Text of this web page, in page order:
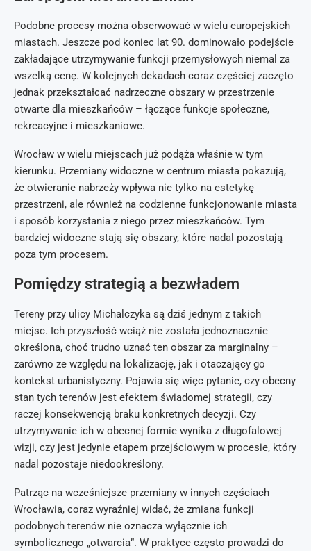
Podobne procesy można obserwować w wielu europejskich
miastach. Jeszcze pod koniec lat 90. dominowało podejście
zakładające utrzymywanie funkcji przemysłowych niemal za
wszelką cenę. W kolejnych dekadach coraz częściej zaczęto
jednak przekształcać nadrzeczne obszary w przestrzenie
otwarte dla mieszkańców – łączące funkcje społeczne,
rekreacyjne i mieszkaniowe.
Wrocław w wielu miejscach już podąża właśnie w tym
kierunku. Przemiany widoczne w centrum miasta pokazują,
że otwieranie nabrzeży wpływa nie tylko na estetykę
przestrzeni, ale również na codzienne funkcjonowanie miasta
i sposób korzystania z niego przez mieszkańców. Tym
bardziej widoczne stają się obszary, które nadal pozostają
poza tym procesem.
Pomiędzy strategią a bezwładem
Tereny przy ulicy Michalczyka są dziś jednym z takich
miejsc. Ich przyszłość wciąż nie została jednoznacznie
określona, choć trudno uznać ten obszar za marginalny –
zarówno ze względu na lokalizację, jak i otaczający go
kontekst urbanistyczny. Pojawia się więc pytanie, czy obecny
stan tych terenów jest efektem świadomej strategii, czy
raczej konsekwencją braku konkretnych decyzji. Czy
utrzymywanie ich w obecnej formie wynika z długofalowej
wizji, czy jest jedynie etapem przejściowym w procesie, który
nadal pozostaje niedookreślony.
Patrząc na wcześniejsze przemiany w innych częściach
Wrocławia, coraz wyraźniej widać, że zmiana funkcji
podobnych terenów nie oznacza wyłącznie ich
symbolicznego „otwarcia”. W praktyce często prowadzi do